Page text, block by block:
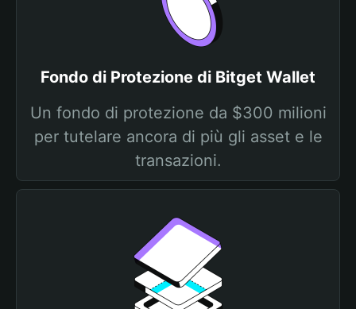
Fondo di Protezione di Bitget Wallet
Un fondo di protezione da $300 milioni
per tutelare ancora di più gli asset e le
transazioni.